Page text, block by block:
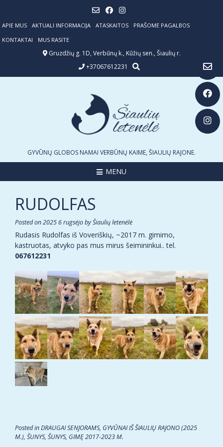
content
APIE MUS AKTUALI INFORMACIJA ATASKAITOS
PRAŠOME PAGALBOS
KONTAKTAI
MUS RASITE
Gruzdžių g. 1D, Verbūnų k., Kūžių sen., Šiaulių r.
+37067612231
GYVŪNŲ GLOBOS NAMAI VERBŪNŲ KAIME, ŠIAULIŲ RAJONE.
MENU
RUDOLFAS
Posted on2025 6 rugsėjobyŠiaulių letenėlė
Rudasis Rudolfas iš Voveriškių, ~2017 m. gimimo,
kastruotas, atvyko pas mus mirus šeimininkui.. tel.
067612231
Posted inDRAUGAI SENJORAMS, GYVŪNAI IŠ ŠIAULIŲ RAJONO (2025
M.), ŠUNYS, ŠUNYS, GIMĘ 2017-2023 M.